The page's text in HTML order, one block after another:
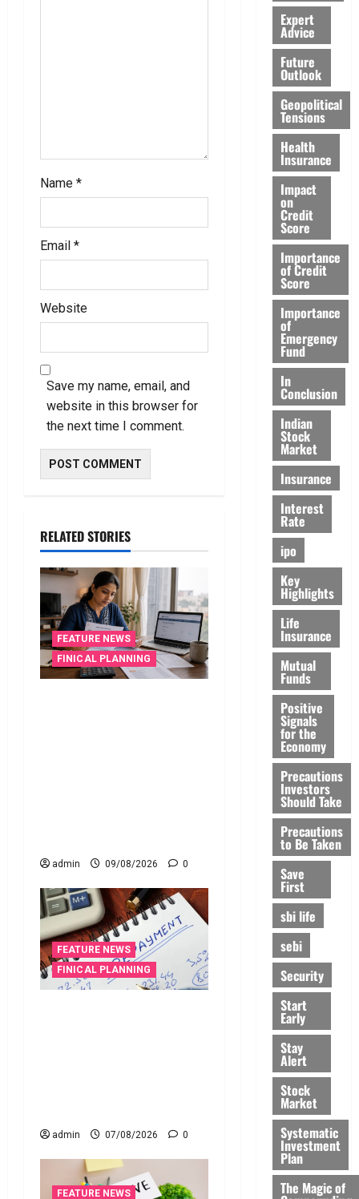
Name *
Email *
Website
Save my name, email, and
website in this browser for
the next time I comment.
RELATED STORIES
FEATURE NEWS
FINICAL PLANNING
admin 09/08/2026 0
FEATURE NEWS
FINICAL PLANNING
admin 07/08/2026 0
FEATURE NEWS
Expert
Advice
Future
Outlook
Geopolitical
Tensions
Health
Insurance
Impact
on
Credit
Score
Importance
of Credit
Score
Importance
of
Emergency
Fund
In
Conclusion
Indian
Stock
Market
Insurance
Interest
Rate
ipo
Key
Highlights
Life
Insurance
Mutual
Funds
Positive
Signals
for the
Economy
Precautions
Investors
Should Take
Precautions
to Be Taken
Save
First
sbi life
sebi
Security
Start
Early
Stay
Alert
Stock
Market
Systematic
Investment
Plan
The Magic of